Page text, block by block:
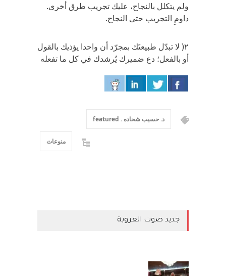
ولم يتكلل بالنجاح، عليك تجريب طرق أخرى.
داومِ التجريب حتى النجاح.
٢( لا تبدّل طبيعتَك بمجرّد أن واحدا يؤذيك بالقول
أو بالفعل؛ دع ضميرك يُرشدك في كل ما تفعله
د. حسيب شحاده . featured
منوعات
جديد صوت العروبة